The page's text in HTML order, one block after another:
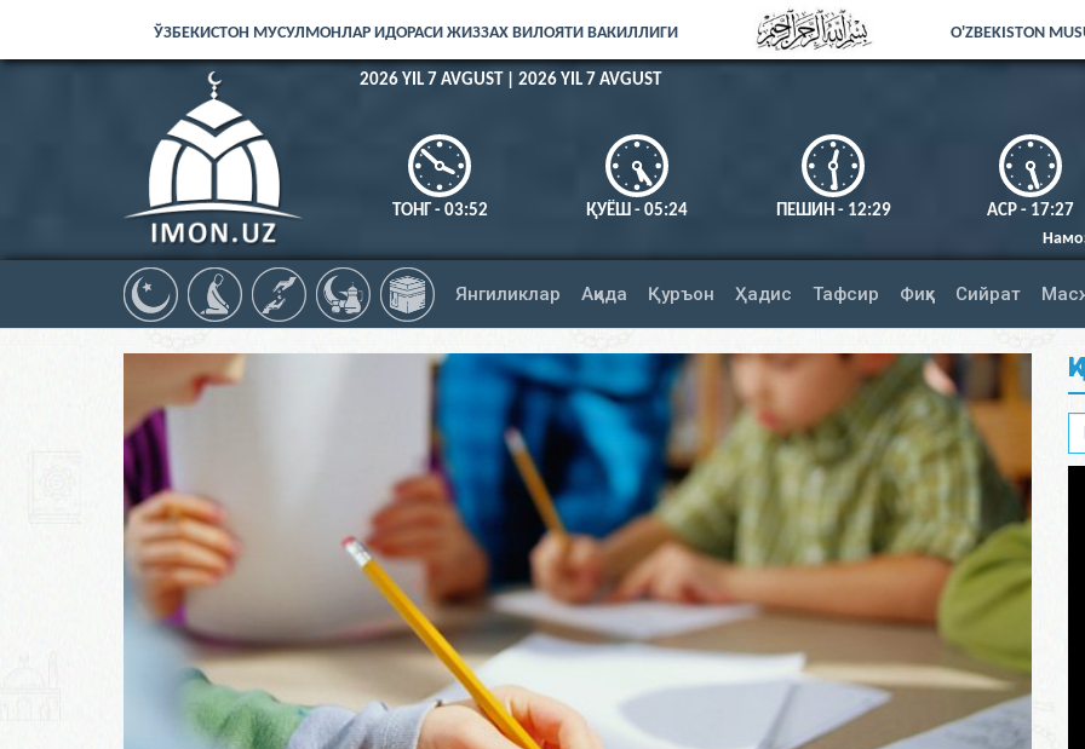
ЎЗБЕКИСТОН МУСУЛМОНЛАР ИДОРАСИ ЖИЗЗАХ ВИЛОЯТИ ВАКИЛЛИГИ O'ZBEKISTON
2026 YIL 7 AVGUST | 2026 YIL 7 AVGUST
ТОНГ - 03:52 ҚУЁШ - 05:24 ПЕШИН - 12:29
АСР - 17:27
Намозни тўлиқ адо
Янгиликлар Ақида Қуръон Ҳадис Тафсир Фиқҳ Сийрат